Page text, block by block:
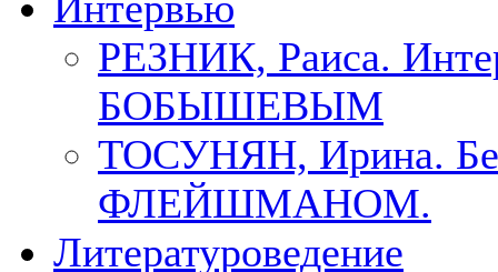
РЕЗНИК, Раиса.
БОБЫШЕВЫМ
ТОСУНЯН, Ирина.
ФЛЕЙШМАНОМ.
Литературоведение